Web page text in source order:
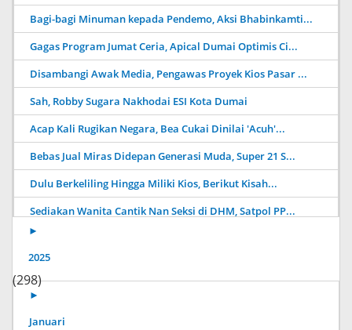
Bagi-bagi Minuman kepada Pendemo, Aksi Bhabinkamti...
Gagas Program Jumat Ceria, Apical Dumai Optimis Ci...
Disambangi Awak Media, Pengawas Proyek Kios Pasar ...
Sah, Robby Sugara Nakhodai ESI Kota Dumai
Acap Kali Rugikan Negara, Bea Cukai Dinilai 'Acuh'...
Bebas Jual Miras Didepan Generasi Muda, Super 21 S...
Dulu Berkeliling Hingga Miliki Kios, Berikut Kisah...
Sediakan Wanita Cantik Nan Seksi di DHM, Satpol PP...
►
2025
(298)
►
Januari